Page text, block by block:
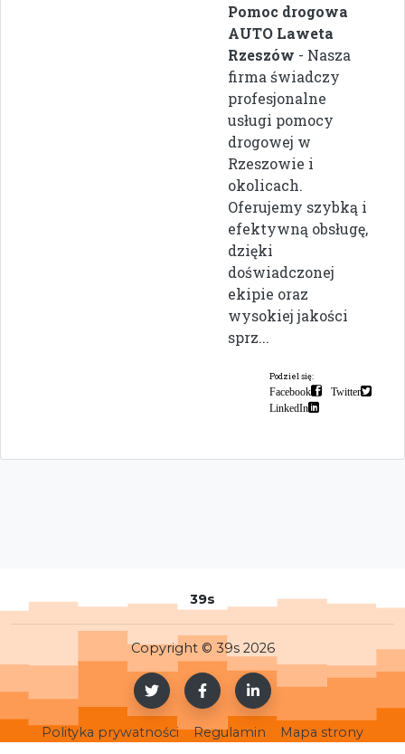
Pomoc drogowa
AUTO Laweta
Rzeszów - Nasza
firma świadczy
profesjonalne
usługi pomocy
drogowej w
Rzeszowie i
okolicach.
Oferujemy szybką i
efektywną obsługę,
dzięki
doświadczonej
ekipie oraz
wysokiej jakości
sprz...
Podziel się:
Facebook
Twitter
LinkedIn
39s
Copyright © 39s 2026
Polityka prywatności Regulamin Mapa strony